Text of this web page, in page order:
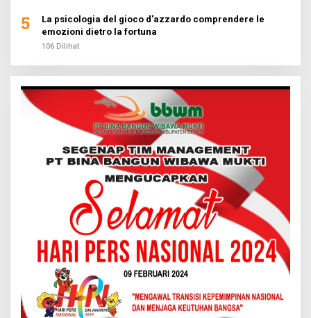
5
La psicologia del gioco d'azzardo comprendere le
emozioni dietro la fortuna
106 Dilihat